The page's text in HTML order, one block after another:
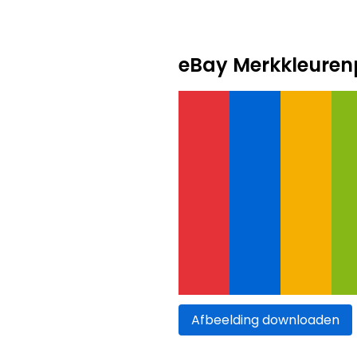
eBay
Afbeelding downloaden